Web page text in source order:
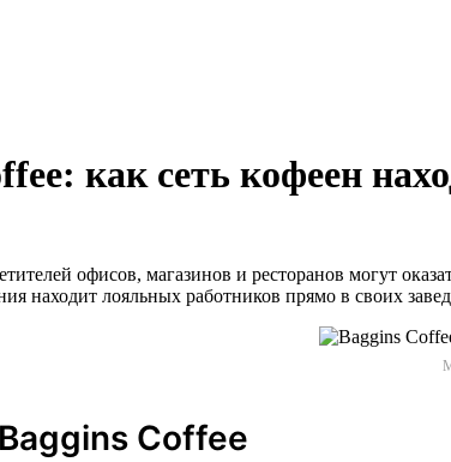
как сеть кофеен
офисов, магазинов и ресторанов могут
находит лояльных работников прямо в своих
Coffee